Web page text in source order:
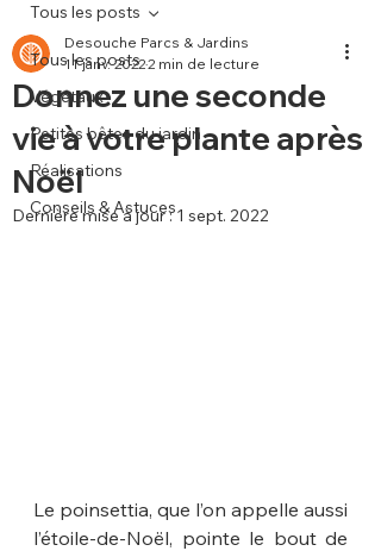
Tous les posts
Végétaux
Petites bêtes du jardin
Réalisations
Conseils & Astuces
Tous les posts
Donnez une seconde
vie à votre plante après
Noël
Desouche Parcs & Jardins
11 janv. 20222 min de lecture
Dernière mise à jour :1 sept. 2022
Le poinsettia, que l’on appelle aussi
l’étoile-de-Noël, pointe le bout de